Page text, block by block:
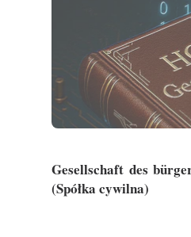
Gesellschaft des
(Spółka cywilna)